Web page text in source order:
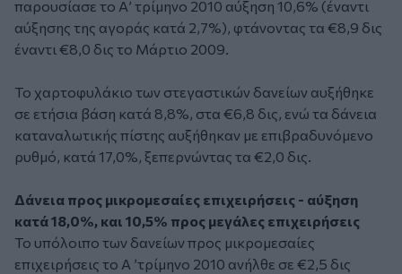
παρουσίασε το Α’ τρίμηνο 2010 αύξηση 10,6% (έναντι
αύξησης της αγοράς κατά 2,7%), φτάνοντας τα €8,9 δις
έναντι €8,0 δις το Μάρτιο 2009.
Το χαρτοφυλάκιο των στεγαστικών δανείων αυξήθηκε
σε ετήσια βάση κατά 8,8%, στα €6,8 δις, ενώ τα δάνεια
καταναλωτικής πίστης αυξήθηκαν με επιβραδυνόμενο
ρυθμό, κατά 17,0%, ξεπερνώντας τα €2,0 δις.
Δάνεια προς μικρομεσαίες επιχειρήσεις - αύξηση
κατά 18,0%, και 10,5% προς μεγάλες επιχειρήσεις
Το υπόλοιπο των δανείων προς μικρομεσαίες
επιχειρήσεις το Α ’τρίμηνο 2010 ανήλθε σε €2,5 δις